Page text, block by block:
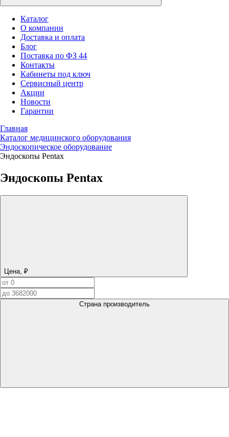
Каталог
О компании
Доставка и оплата
Блог
Поставка по ФЗ 44
Контакты
Кабинеты под ключ
Сервисный центр
Акции
Новости
Гарантии
Главная
Каталог медицинского оборудования
Эндоскопическое оборудование
Эндоскопы Pentax
Эндоскопы Pentax
Цена, ₽
Страна производитель